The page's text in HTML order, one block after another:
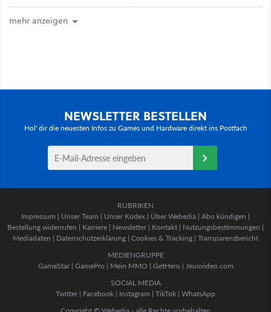
mehr anzeigen
NEWSLETTER BESTELLEN
Hol' dir die neuesten Infos zu Games und Hardware direkt ins Postfach
RUBRIKEN
Impressum | Unser Team | Unser Kodex | Über Webedia | Abo kündigen |
Bestellung widerrufen | Karriere | Newsletter | Kontakt | Nutzungsbestimmungen |
Mediadaten | Datenschutzerklärung | Cookies & Tracking | Transparenzbericht
MEDIENGRUPPE
GameStar| GamePro | Mein MMO | GetHero | Jeuxvideo.com
SOCIAL MEDIA
Twitter | Facebook | Instagram | TikTok | WhatsApp